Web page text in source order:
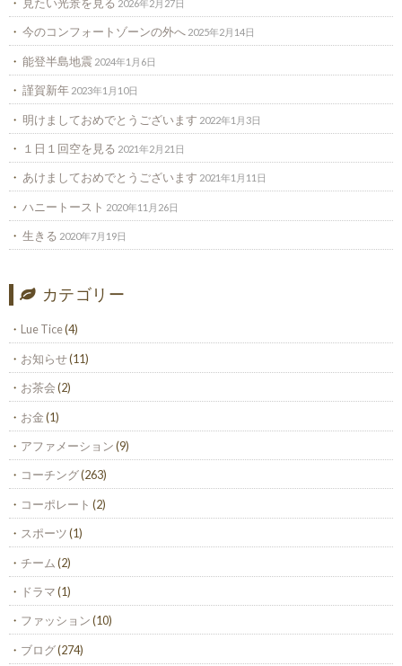
2026年2月27日
今のコンフォートゾーンの外へ 2025年2月14日
能登半島地震 2024年1月6日
謹賀新年 2023年1月10日
明けましておめでとうございます 2022年1月3日
１日１回空を見る 2021年2月21日
あけましておめでとうございます 2021年1月11日
ハニートースト 2020年11月26日
生きる 2020年7月19日
カテゴリー
Lue Tice(4)
お知らせ(11)
お茶会(2)
お金(1)
アファメーション(9)
コーチング(263)
コーポレート (2)
スポーツ(1)
チーム (2)
ドラマ(1)
ファッション(10)
ブログ(274)